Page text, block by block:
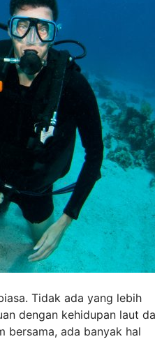
Tidak ada yang lebih
dengan kehidupan laut
bersama, ada banyak hal